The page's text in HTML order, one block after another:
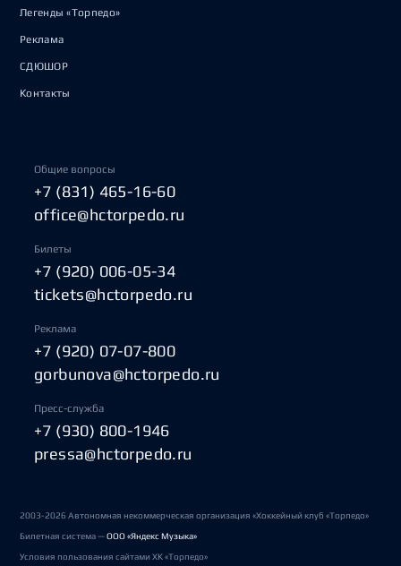
Легенды «Торпедо»
Реклама
СДЮШОР
Контакты
Общие вопросы
+7 (831) 465-16-60
office@hctorpedo.ru
Билеты
+7 (920) 006-05-34
tickets@hctorpedo.ru
Реклама
+7 (920) 07-07-800
gorbunova@hctorpedo.ru
Пресс-служба
+7 (930) 800-1946
pressa@hctorpedo.ru
2003-2026 Автономная некоммерческая организация «Хоккейный клуб «Торпедо»
Билетная система —ООО «Яндекс Музыка»
Условия пользования сайтами ХК «Торпедо»